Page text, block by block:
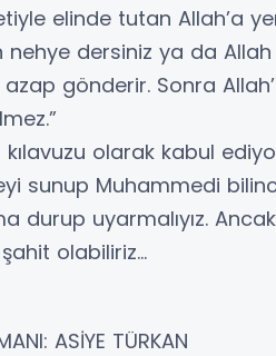
elinde tutan Allah’a
dersiniz ya da Allah
gönderir. Sonra
kılavuzu olarak kabul
sunup Muhammedi bilince
durup uyarmalıyız.
olabiliriz...
ASİYE TÜRKAN